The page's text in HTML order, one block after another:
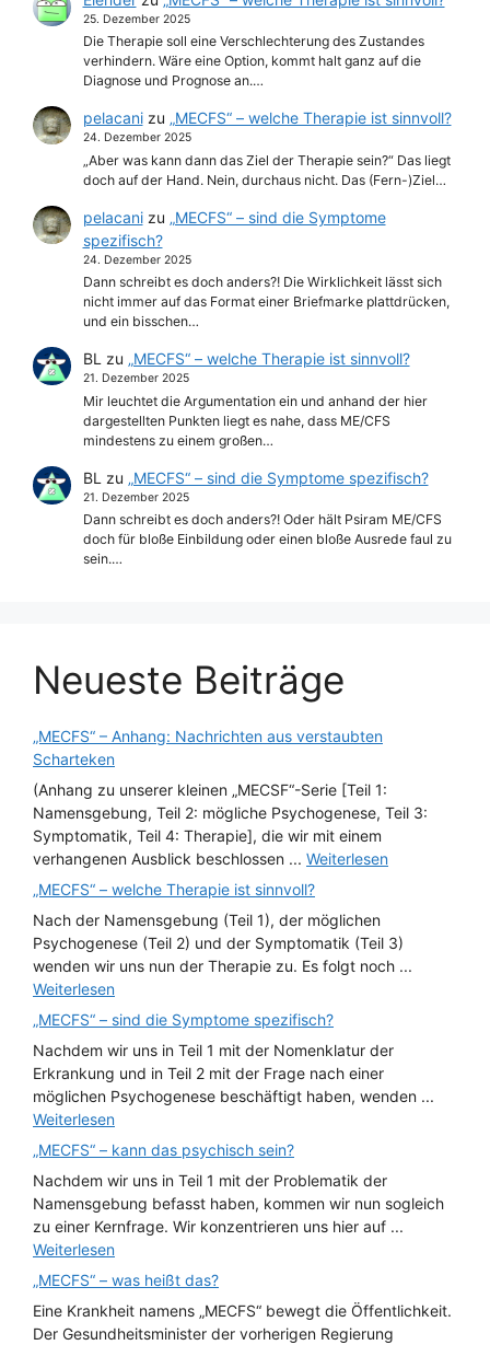
25. Dezember 2025
Die Therapie soll eine Verschlechterung des Zustandes
verhindern. Wäre eine Option, kommt halt ganz auf die
Diagnose und Prognose an.…
pelacanizu „MECFS“ – welche Therapie ist sinnvoll?
24. Dezember 2025
„Aber was kann dann das Ziel der Therapie sein?“ Das liegt
doch auf der Hand. Nein, durchaus nicht. Das (Fern-)Ziel…
pelacanizu „MECFS“ – sind die Symptome
spezifisch?
24. Dezember 2025
Dann schreibt es doch anders?! Die Wirklichkeit lässt sich
nicht immer auf das Format einer Briefmarke plattdrücken,
und ein bisschen…
BL zu „MECFS“ – welche Therapie ist sinnvoll?
21. Dezember 2025
Mir leuchtet die Argumentation ein und anhand der hier
dargestellten Punkten liegt es nahe, dass ME/CFS
mindestens zu einem großen…
BL zu „MECFS“ – sind die Symptome spezifisch?
21. Dezember 2025
Dann schreibt es doch anders?! Oder hält Psiram ME/CFS
doch für bloße Einbildung oder einen bloße Ausrede faul zu
sein.…
Neueste Beiträge
„MECFS“ – Anhang: Nachrichten aus verstaubten
Scharteken
(Anhang zu unserer kleinen „MECSF“-Serie [Teil 1:
Namensgebung, Teil 2: mögliche Psychogenese, Teil 3:
Symptomatik, Teil 4: Therapie], die wir mit einem
verhangenen Ausblick beschlossen ... Weiterlesen
„MECFS“ – welche Therapie ist sinnvoll?
Nach der Namensgebung (Teil 1), der möglichen
Psychogenese (Teil 2) und der Symptomatik (Teil 3)
wenden wir uns nun der Therapie zu. Es folgt noch ...
Weiterlesen
„MECFS“ – sind die Symptome spezifisch?
Nachdem wir uns in Teil 1 mit der Nomenklatur der
Erkrankung und in Teil 2 mit der Frage nach einer
möglichen Psychogenese beschäftigt haben, wenden ...
Weiterlesen
„MECFS“ – kann das psychisch sein?
Nachdem wir uns in Teil 1 mit der Problematik der
Namensgebung befasst haben, kommen wir nun sogleich
zu einer Kernfrage. Wir konzentrieren uns hier auf ...
Weiterlesen
„MECFS“ – was heißt das?
Eine Krankheit namens „MECFS“ bewegt die Öffentlichkeit.
Der Gesundheitsminister der vorherigen Regierung